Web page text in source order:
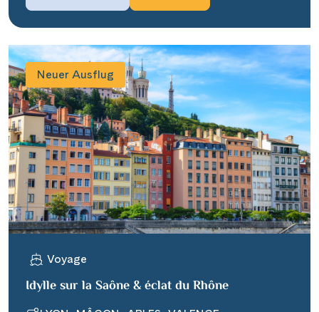
Neuer Ausflug
Voyage
Idylle sur la Saône & éclat du Rhône